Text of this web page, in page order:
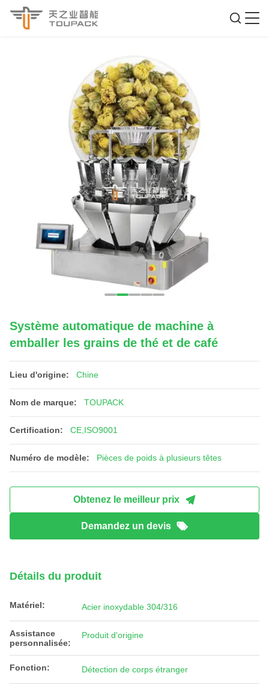
Système automatique de machine à
emballer les grains de thé et de café
Lieu d'origine: Chine
Nom de marque: TOUPACK
Certification: CE,ISO9001
Numéro de modèle: Pièces de poids à plusieurs têtes
Obtenez le meilleur prix
Demandez un devis
Détails du produit
Matériel: Acier inoxydable 304/316
Assistance
personnalisée:
Produit d'origine
Fonction: Détection de corps étranger